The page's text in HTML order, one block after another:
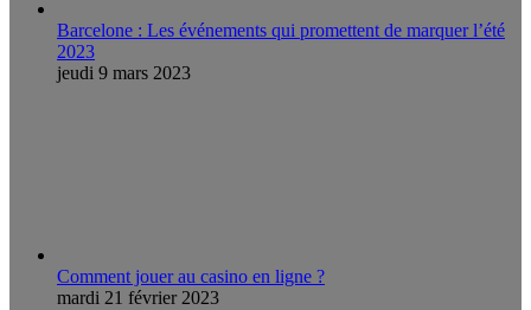
Barcelone : Les événements qui promettent de marquer l’été
2023
jeudi 9 mars 2023
Comment jouer au casino en ligne ?
mardi 21 février 2023